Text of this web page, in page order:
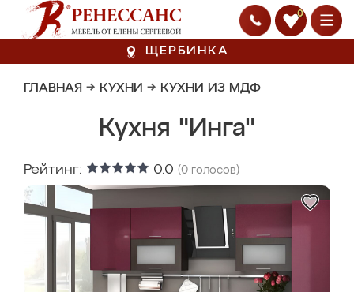
0
ЩЕРБИНКА
ГЛАВНАЯ → КУХНИ → КУХНИ ИЗ МДФ
Кухня "Инга"
Рейтинг: 0.0 (0 голосов)